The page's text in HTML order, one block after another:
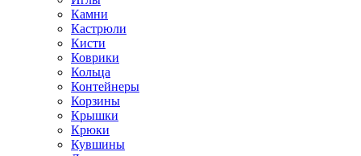
Камни
Кастрюли
Кисти
Коврики
Кольца
Контейнеры
Корзины
Крышки
Крюки
Кувшины